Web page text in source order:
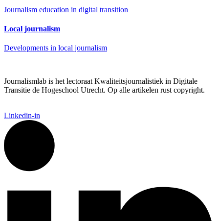
Journalism education in digital transition
Local journalism
Developments in local journalism
Journalismlab is het lectoraat Kwaliteitsjournalistiek in Digitale
Transitie de Hogeschool Utrecht. Op alle artikelen rust copyright.
Linkedin-in